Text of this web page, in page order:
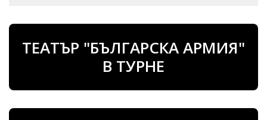
ТЕАТЪР "БЪЛГАРСКА АРМИЯ"
В ТУРНЕ